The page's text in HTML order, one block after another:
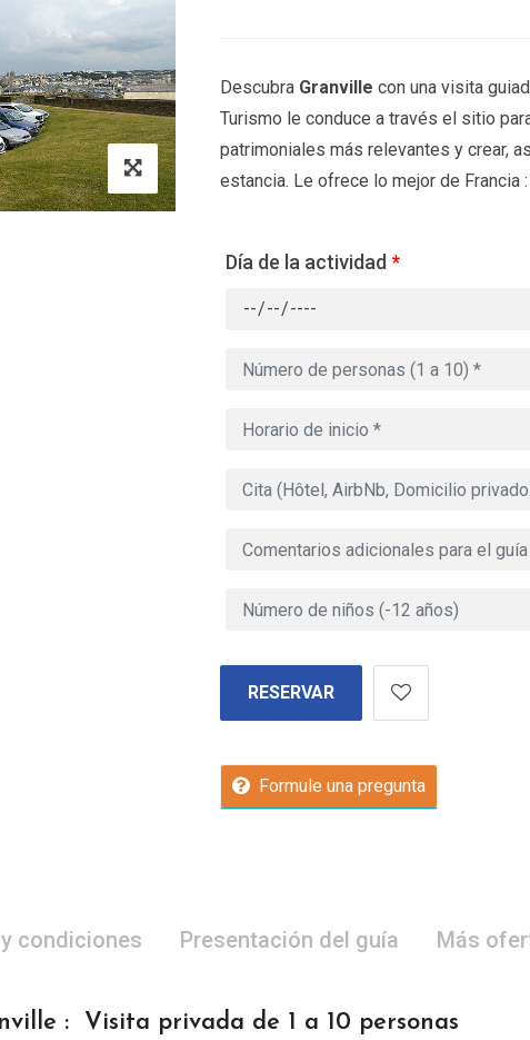
Descubra Granville con una visita
Turismo le conduce a través el sitio
patrimoniales más relevantes y crear,
estancia. Le ofrece lo mejor de Francia
Día de la actividad *
RESERVAR
Formule una pregunta
condiciones Presentación del guía Más
: Visita privada de 1 a 10 personas